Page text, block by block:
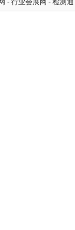
- 行业会展网 - 检测通